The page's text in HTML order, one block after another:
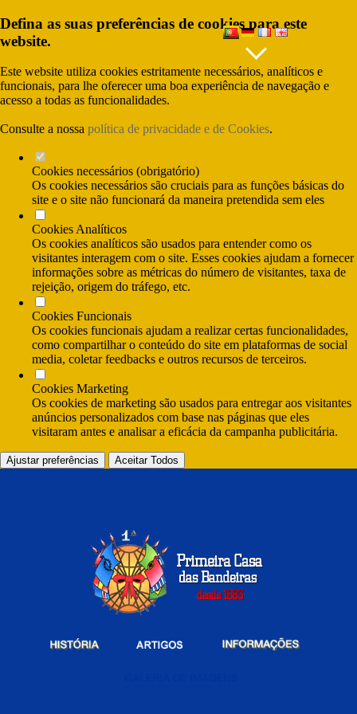
Defina as suas preferências de cookies para este
website.
Este website utiliza cookies estritamente necessários, analíticos e
funcionais, para lhe oferecer uma boa experiência de navegação e
acesso a todas as funcionalidades.
Consulte a nossa política de privacidade e de Cookies.
Cookies necessários (obrigatório)
Os cookies necessários são cruciais para as funções básicas do
site e o site não funcionará da maneira pretendida sem eles
Cookies Analíticos
Os cookies analíticos são usados para entender como os
visitantes interagem com o site. Esses cookies ajudam a fornecer
informações sobre as métricas do número de visitantes, taxa de
rejeição, origem do tráfego, etc.
Cookies Funcionais
Os cookies funcionais ajudam a realizar certas funcionalidades,
como compartilhar o conteúdo do site em plataformas de social
media, coletar feedbacks e outros recursos de terceiros.
Cookies Marketing
Os cookies de marketing são usados para entregar aos visitantes
anúncios personalizados com base nas páginas que eles
visitaram antes e analisar a eficácia da campanha publicitária.
Ajustar preferências Aceitar Todos
(Custo da chamada para rede móvel nacional)